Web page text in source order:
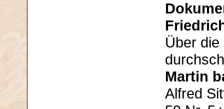
Über
Martin
Alfred